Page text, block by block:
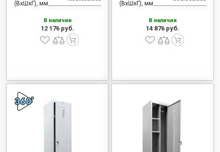
(ВхШхГ), мм
В наличии
12 176 руб.
(ВхШхГ), мм
В наличии
14 876 руб.